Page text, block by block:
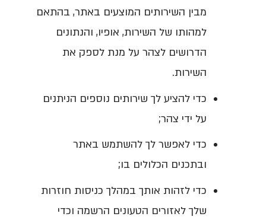
מבין השירותים המוצעים באתר, בהתאם
למהותו של השירות, אופיו, והנתונים
הדרושים לצהר על מנת לספק את
השירות.
כדי להציע לך שירותים נוספים הניתנים
על ידי צהר;
כדי לאפשר לך להשתמש באתר
ובתכנים הכלולים בו;
כדי לזהות אותך במהלך כניסות חוזרות
שלך לאזורים הטעונים הרשמה וכדי